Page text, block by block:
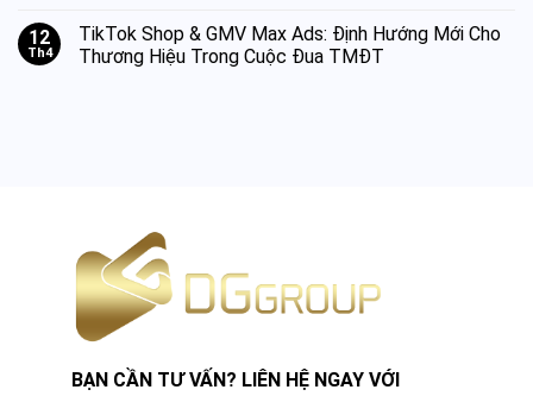
12
Th4
TikTok Shop & GMV Max Ads: Định Hướng Mới Cho
Thương Hiệu Trong Cuộc Đua TMĐT
BẠN CẦN TƯ VẤN? LIÊN HỆ NGAY VỚI